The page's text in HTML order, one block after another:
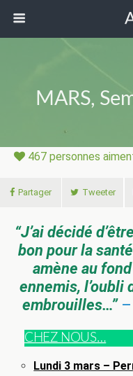
MARS,
467 personnes
Partager Tweeter
“J’ai décidé
bon pour la
amène au
ennemis, l’oubli
embrouilles…”
CHEZ NOUS…
Lundi 3 mars –